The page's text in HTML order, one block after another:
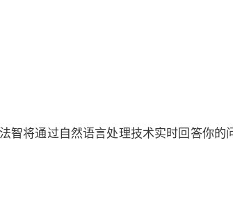
智将通过自然语言处理技术实时回答你的